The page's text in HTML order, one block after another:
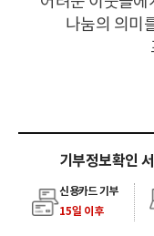
나눔의 의미
기부정보확인
신용카드 기부
15일 이후